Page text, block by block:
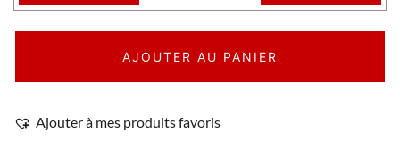
AJOUTER AU PANIER
Ajouter à mes produits favoris